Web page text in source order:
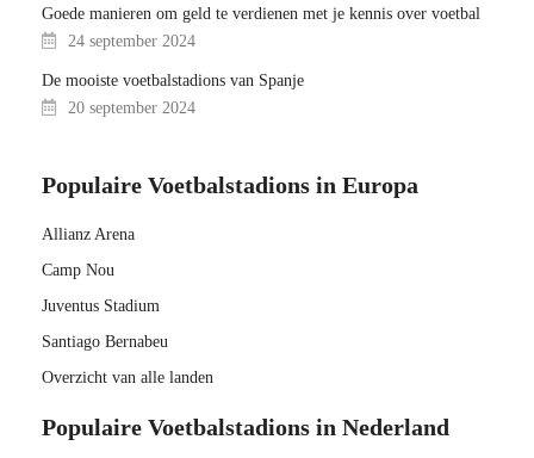
Goede manieren om geld te verdienen met je kennis over voetbal
24 september 2024
De mooiste voetbalstadions van Spanje
20 september 2024
Populaire Voetbalstadions in Europa
Allianz Arena
Camp Nou
Juventus Stadium
Santiago Bernabeu
Overzicht van alle landen
Populaire Voetbalstadions in Nederland